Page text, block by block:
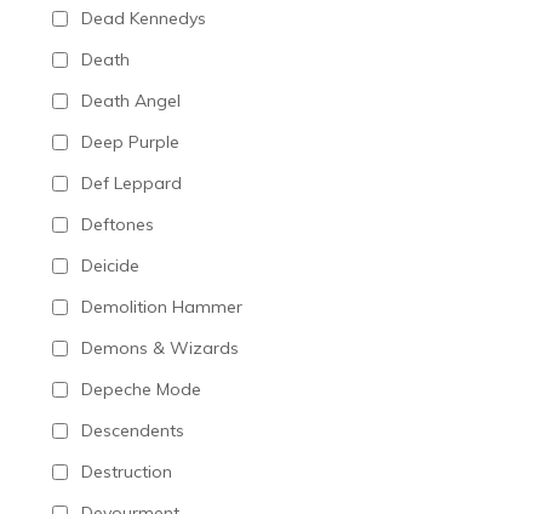
Dead Kennedys
Death
Death Angel
Deep Purple
Def Leppard
Deftones
Deicide
Demolition Hammer
Demons & Wizards
Depeche Mode
Descendents
Destruction